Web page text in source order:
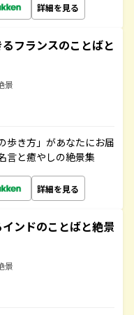
詳細を見る
フランスのことばと
景
歩き方」があなたにお届
言と癒やしの絶景集
詳細を見る
ンドのことばと絶景
景